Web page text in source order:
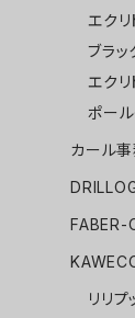
エク
ブラッ
エク
ポール
カール
FABER-
リリプ